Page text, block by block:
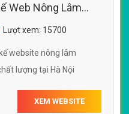
Web Nông Lâm
nghiệp chuẩn SEO
Lượt xem: 15700
website nông lâm
lượng tại Hà Nội
XEM WEBSITE